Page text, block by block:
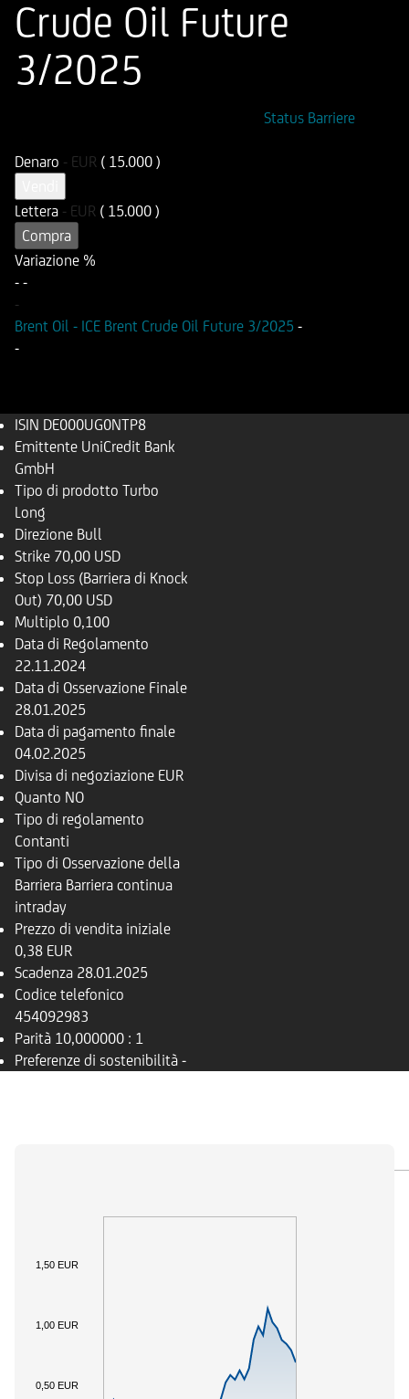
Crude Oil Future
3/2025
Status Barriere
Denaro - EUR ( 15.000 )
Lettera - EUR ( 15.000 )
Compra
Variazione %
- -
-
Brent Oil - ICE Brent Crude Oil Future 3/2025 -
-
ISIN DE000UG0NTP8
Emittente UniCredit Bank
GmbH
Tipo di prodotto Turbo
Long
Direzione Bull
Strike 70,00 USD
Stop Loss (Barriera di Knock
Out) 70,00 USD
Multiplo 0,100
Data di Regolamento
22.11.2024
Data di Osservazione Finale
28.01.2025
Data di pagamento finale
04.02.2025
Divisa di negoziazione EUR
Quanto NO
Tipo di regolamento
Contanti
Tipo di Osservazione della
Barriera Barriera continua
intraday
Prezzo di vendita iniziale
0,38 EUR
Scadenza 28.01.2025
Codice telefonico
454092983
Parità 10,000000 : 1
Preferenze di sostenibilità -
0,50 EUR
1,00 EUR
1,50 EUR